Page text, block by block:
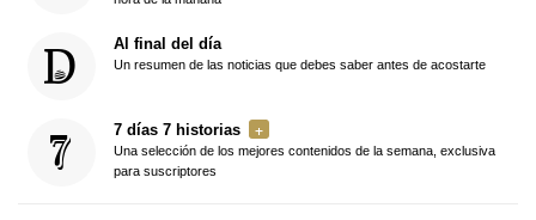
Al final del día
Un resumen de las noticias que debes saber antes de acostarte
7 días 7 historias
Una selección de los mejores contenidos de la semana, exclusiva
para suscriptores